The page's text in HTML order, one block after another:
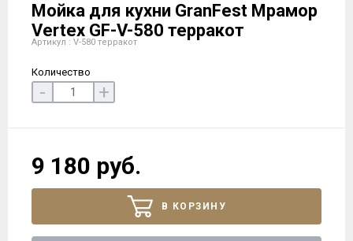
Мойка для кухни GranFest Мрамор
Vertex GF-V-580 терракот
Артикул : V-580 терракот
Количество
- +
9 180 руб.
В КОРЗИНУ